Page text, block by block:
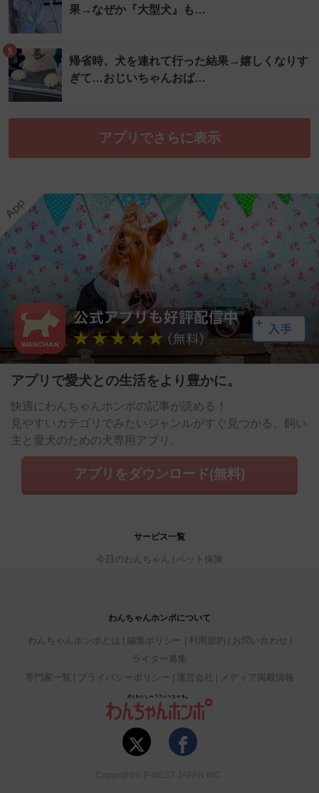
果→なぜか『大型犬』も…
5
帰省時、犬を連れて行った結果→嬉しくなりす
ぎて…おじいちゃんおば…
アプリでさらに表示
アプリで愛犬との生活をより豊かに。
快適にわんちゃんホンポの記事が読める！
見やすいカテゴリでみたいジャンルがすぐ見つかる。飼い
主と愛犬のための犬専用アプリ。
アプリをダウンロード(無料)
サービス一覧
今日のわんちゃん ペット保険
わんちゃんホンポについて
わんちゃんホンポとは 編集ポリシー 利用規約
お問い合わせ
ライター募集
専門家一覧
プライバシーポリシー 運営会社 メディア掲載情報